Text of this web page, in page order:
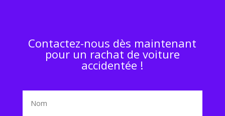
Contactez-nous dès maintenant
pour un rachat de voiture
accidentée !